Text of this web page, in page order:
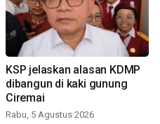
KSP jelaskan alasan KDMP
dibangun di kaki gunung
Ciremai
Rabu, 5 Agustus 2026